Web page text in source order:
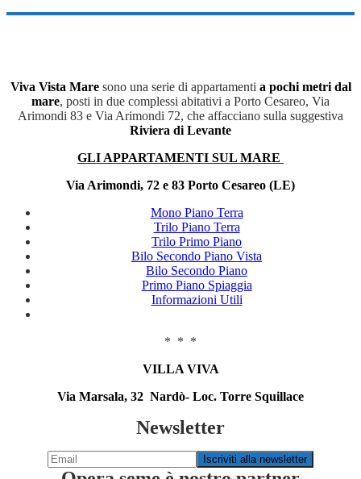
Viva Vista Maresono una serie di appartamenti a pochi metri dal
mare, posti in due complessi abitativi a Porto Cesareo, Via
Arimondi 83 e Via Arimondi 72, che affacciano sulla suggestiva
Riviera di Levante
GLI APPARTAMENTI SUL MARE
Via Arimondi, 72 e 83 Porto Cesareo (LE)
Mono Piano Terra
Trilo Piano Terra
Trilo Primo Piano
Bilo Secondo Piano Vista
Bilo Secondo Piano
Primo Piano Spiaggia
Informazioni Utili
* * *
VILLA VIVA
Via Marsala, 32 Nardò- Loc. Torre Squillace
Newsletter